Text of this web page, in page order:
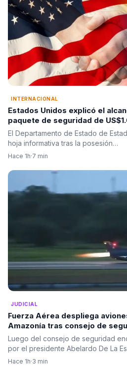
INTERNACIONAL
Estados Unidos explicó el
paquete de seguridad de
Colombia tras la posesión de
El Departamento de Estado de
hoja informativa tras la posesión…
Hace 1h·7 min
JUDICIAL
Fuerza Aérea despliega
Amazonía tras consejo de
Luego del consejo de seguridad
por el presidente Abelardo De La
Hace 1h·3 min